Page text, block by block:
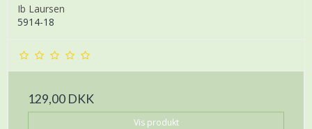
Ib Laursen
5914-18
129,00 DKK
Vis produkt